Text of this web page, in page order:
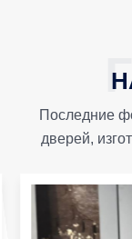
Последние
дверей,